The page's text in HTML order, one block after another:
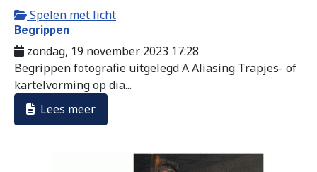
Spelen met licht
Begrippen
zondag, 19 november 2023 17:28
Begrippen fotografie uitgelegd A Aliasing Trapjes- of
kartelvorming op dia...
Lees meer